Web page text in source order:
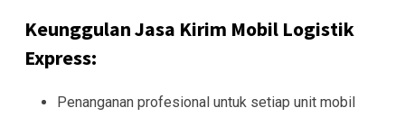
Keunggulan Jasa Kirim Mobil Logistik
Express:
Penanganan profesional untuk setiap unit mobil